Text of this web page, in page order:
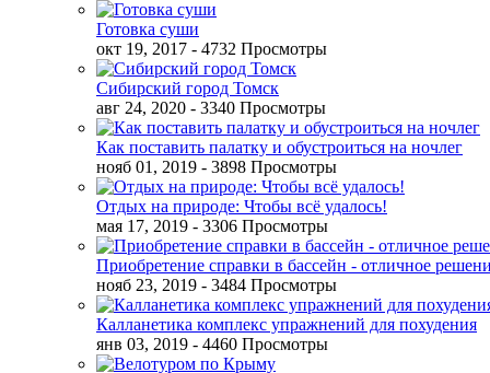
Готовка суши
окт 19, 2017 - 4732 Просмотры
Сибирский город Томск
авг 24, 2020 - 3340 Просмотры
Как поставить палатку и обустроиться на ночлег
нояб 01, 2019 - 3898 Просмотры
Отдых на природе: Чтобы всё удалось!
мая 17, 2019 - 3306 Просмотры
Приобретение справки в бассейн - отличное
нояб 23, 2019 - 3484 Просмотры
Калланетика комплекс упражнений для похудения
янв 03, 2019 - 4460 Просмотры